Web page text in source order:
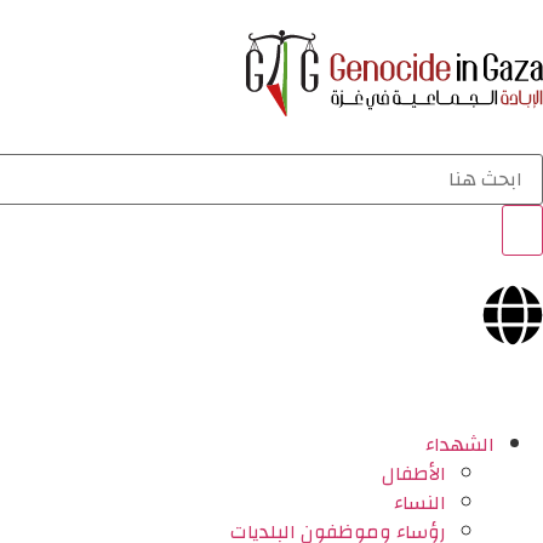
الشهداء
الأطفال
النساء
رؤساء وموظفون البلديات